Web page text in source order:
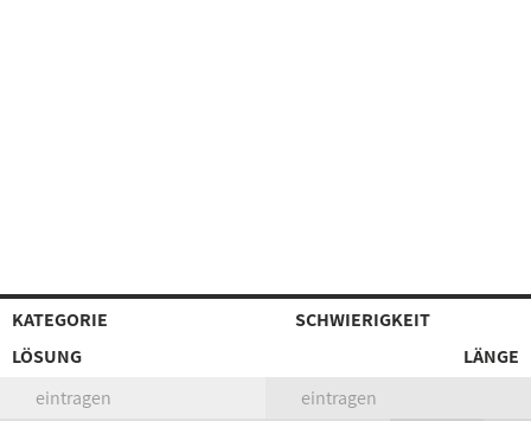
KATEGORIE
SCHWIERIGKEIT
LÖSUNG
LÄNGE
eintragen
eintragen